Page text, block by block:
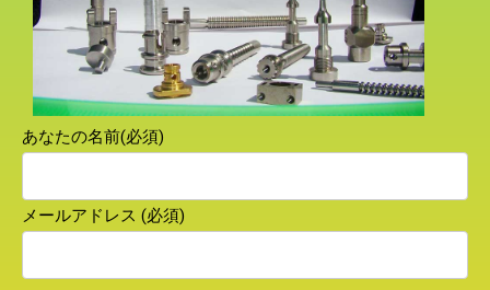
あなたの名前(必須)
メールアドレス (必須)